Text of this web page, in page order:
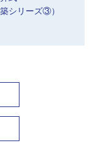
築シリーズ③）